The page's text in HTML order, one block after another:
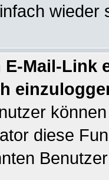
wieder
E-Mail-Link
diese